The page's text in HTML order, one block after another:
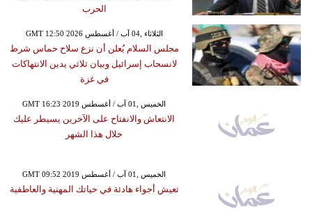
الحرب
GMT 12:50 2026 الثلاثاء ,04 آب / أغسطس
مجلس السلام يُعلن أن نزع سلاح حماس شرط
لانسحاب إسرائيل وبيان ثلاثي يدين الانتهاكات
في غزة
GMT 16:23 2019 الخميس ,01 آب / أغسطس
الانتعاش والانفتاح على الآخرين يسيطر عليك
خلال هذا الشهر
GMT 09:52 2019 الخميس ,01 آب / أغسطس
تعيش أجواء هادئة في حياتك المهنية والعاطفية